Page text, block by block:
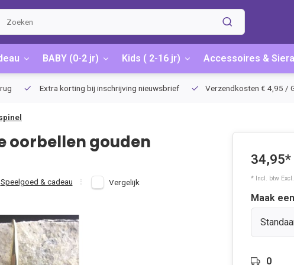
BABY (0-2 jr) Kids ( 2-16 jr) Accessoires &
Extra korting bij inschrijving nieuwsbrief Verzendkosten € 4,95 /
oorbellen gouden
Speelgoed & cadeau Vergelijk
34,95*
* Incl. btw Excl.
Maak
0